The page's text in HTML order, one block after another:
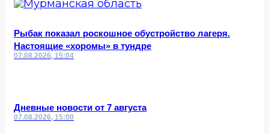
Рыбак показал роскошное обустройство лагеря.
Настоящие «хоромы» в тундре
07.08.2026, 15:04
Дневные новости от 7 августа
07.08.2026, 15:00